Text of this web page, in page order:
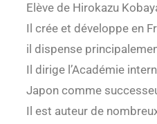
Elève de Hirokazu
Il crée et développe en
il dispense
Il dirige l’Académie
Japon comme
Il est auteur de